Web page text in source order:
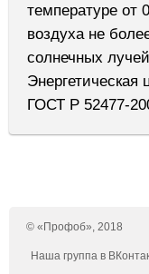
температуре от
воздуха не
солнечных
Энергетическая
ГОСТ Р 52477-
© «Профоб», 2018
Наша группа в